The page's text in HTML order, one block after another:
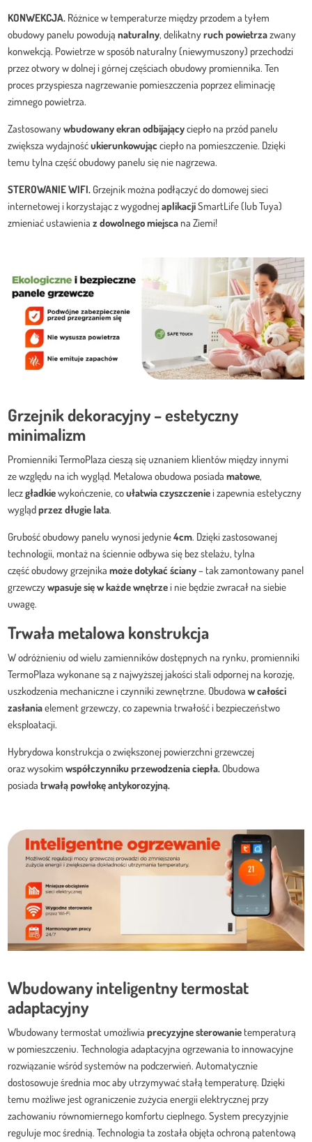
KONWEKCJA. Różnice w temperaturze między przodem a tyłem
obudowy panelu powodująnaturalny, delikatnyruch powietrzazwany
konwekcją. Powietrze w sposób naturalny (niewymuszony) przechodzi
przez otwory w dolnej i górnej częściach obudowy promiennika. Ten
proces przyspiesza nagrzewanie pomieszczenia poprzez eliminację
zimnego powietrza.
Zastosowanywbudowany ekran odbijającyciepło na przód panelu
zwiększa wydajnośćukierunkowując ciepło na pomieszczenie. Dzięki
temu tylna część obudowy panelu się nie nagrzewa.
STEROWANIE WIFI. Grzejnik można podłączyć do domowej sieci
internetowej i korzystając z wygodnejaplikacjiSmartLife (lub Tuya)
zmieniać ustawieniaz dowolnego miejsca na Ziemi!
Grzejnik dekoracyjny – estetyczny
minimalizm
Promienniki TermoPlaza cieszą się uznaniem klientów między innymi
ze względu na ich wygląd. Metalowa obudowa posiadamatowe,
leczgładkiewykończenie, coułatwia czyszczeniei zapewnia estetyczny
wyglądprzez długie lata.
Grubość obudowy panelu wynosi jedynie4cm. Dzięki zastosowanej
technologii, montaż na ściennie odbywa się bez stelażu, tylna
część obudowy grzejnikamożedotykać ściany– tak zamontowany panel
grzewczywpasuje się w każde wnętrzei nie będzie zwracał na siebie
uwagę.
Trwała metalowa konstrukcja
W odróżnieniu od wielu zamienników dostępnych na rynku, promienniki
TermoPlaza wykonane są z najwyższej jakości stali odpornej na korozję,
uszkodzenia mechaniczne i czynniki zewnętrzne. Obudowaw całości
zasłaniaelement grzewczy, co zapewnia trwałość i bezpieczeństwo
eksploatacji.
Hybrydowa konstrukcja o zwiększonej powierzchni grzewczej
oraz wysokimwspółczynniku przewodzenia ciepła. Obudowa
posiadatrwałąpowłokę antykorozyjną.
Wbudowany inteligentny termostat
adaptacyjny
Wbudowany termostat umożliwia precyzyjne sterowanietemperaturą
w pomieszczeniu. Technologia adaptacyjna ogrzewania to innowacyjne
rozwiązanie wśród systemów na podczerwień. Automatycznie
dostosowuje średnia moc aby utrzymywać stałą temperaturę. Dzięki
temu możliwe jest ograniczenie zużycia energii elektrycznej przy
zachowaniu równomiernego komfortu cieplnego. System precyzyjnie
reguluje moc średnią. Technologia ta została objęta ochroną patentową